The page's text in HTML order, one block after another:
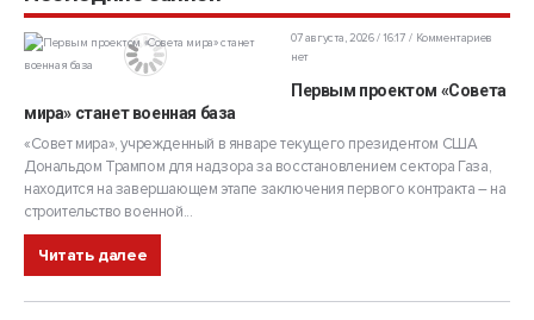
07 августа, 2026 / 16:17
Комментариев
нет
Первым проектом «Совета
мира» станет военная база
«Совет мира», учрежденный в январе текущего президентом США
Дональдом Трампом для надзора за восстановлением сектора Газа,
находится на завершающем этапе заключения первого контракта – на
строительство военной...
Читать далее